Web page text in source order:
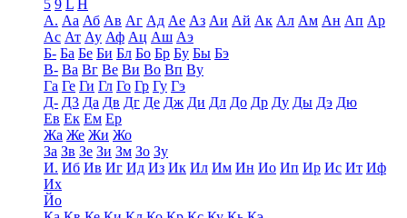
5 9 L H
А. Аа Аб Ав Аг Ад Ае Аз Аи Ай Ак Ал Ам Ан Ап Ар
Ас Ат Ау Аф Ац Аш Аэ
Б- Ба Бе Би Бл Бо Бр Бу Бы Бэ
В- Ва Вг Ве Ви Во Вп Ву
Га Ге Ги Гл Го Гр Гу Гэ
Д- Д3 Да Дв Дг Де Дж Ди Дл До Др Ду Ды Дэ Дю
Ев Ек Ем Ер
Жа Же Жи Жо
За Зв Зе Зи Зм Зо Зу
И. Иб Ив Иг Ид Из Ик Ил Им Ин Ио Ип Ир Ис Ит Иф
Их
Йо